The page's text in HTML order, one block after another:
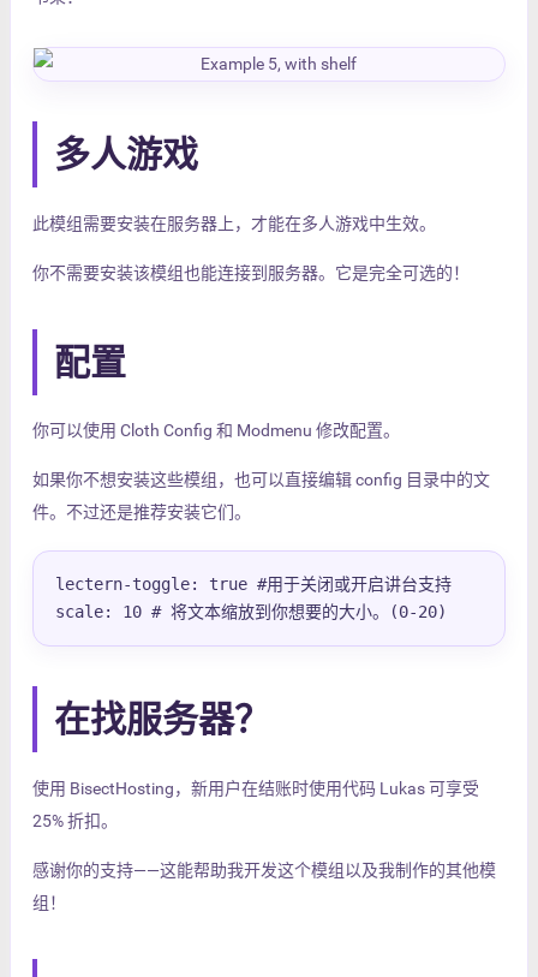
多人游戏
此模组需要安装在服务器上，才能在多人游戏中生效。
你不需要安装该模组也能连接到服务器。它是完全可选的！
配置
你可以使用 Cloth Config 和 Modmenu 修改配置。
如果你不想安装这些模组，也可以直接编辑 config 目录中的文
件。不过还是推荐安装它们。
lectern-toggle: true #用于关闭或开启讲台支持
scale: 10 # 将文本缩放到你想要的大小。(0-20)
在找服务器？
使用 BisectHosting，新用户在结账时使用代码 Lukas 可享受
25% 折扣。
感谢你的支持——这能帮助我开发这个模组以及我制作的其他模
组！